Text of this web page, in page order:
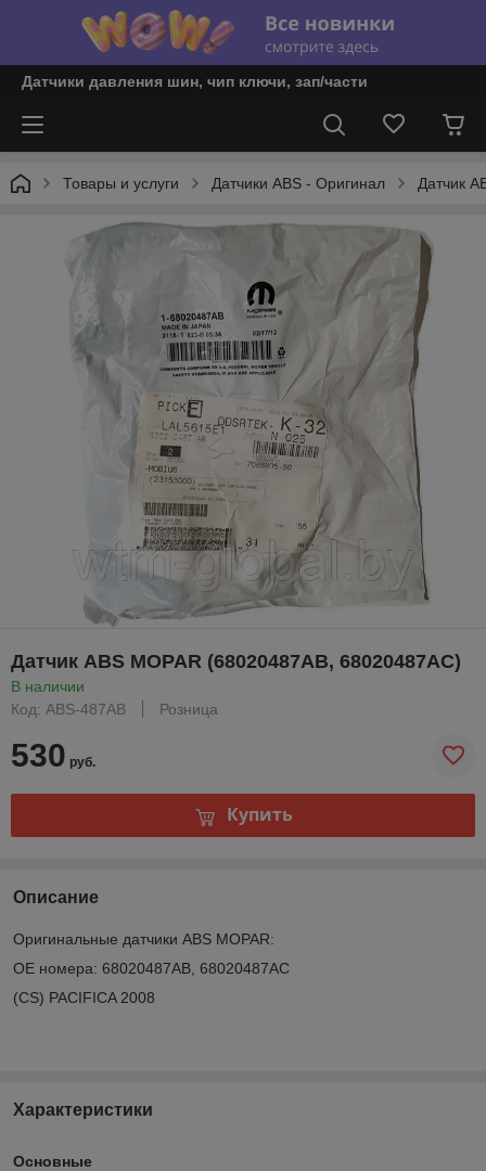
Датчики давления шин, чип ключи, зап/части
Товары и услуги Датчики ABS - Оригинал Датчик
Датчик ABS MOPAR (68020487AB, 68020487AC)
В наличии
Код: ABS-487AB
Розница
530 руб.
Купить
Описание
Оригинальные датчики ABS MOPAR:
OE номера: 68020487AB, 68020487AC
(CS) PACIFICA 2008
Характеристики
Основные